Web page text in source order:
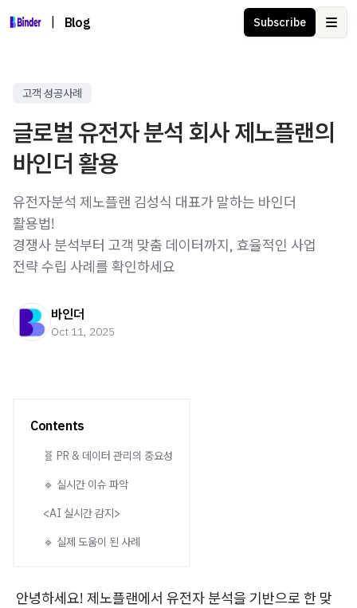
Blog Subscribe
고객 성공사례
글로벌 유전자 분석 회사 제노플랜의
바인더 활용
유전자분석 제노플랜 김성식 대표가 말하는 바인더
활용법!
경쟁사 분석부터 고객 맞춤 데이터까지, 효율적인 사업
전략 수립 사례를 확인하세요
바인더
Oct 11, 2025
Contents
🧬 PR & 데이터 관리의 중요성
🔹 실시간 이슈 파악
<AI 실시간 감지>
🔹 실제 도움이 된 사례
안녕하세요! 제노플랜에서 유전자 분석을 기반으로 한 맞